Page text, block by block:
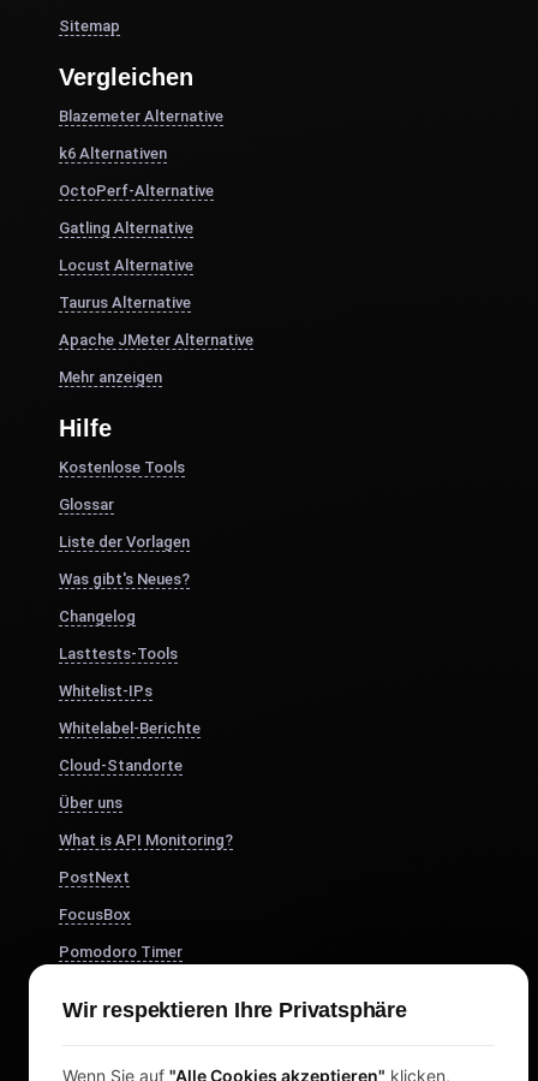
Sitemap
Vergleichen
Blazemeter Alternative
k6 Alternativen
OctoPerf-Alternative
Gatling Alternative
Locust Alternative
Taurus Alternative
Apache JMeter Alternative
Mehr anzeigen
Hilfe
Kostenlose Tools
Glossar
Liste der Vorlagen
Was gibt's Neues?
Changelog
Lasttests-Tools
Whitelist-IPs
Whitelabel-Berichte
Cloud-Standorte
Über uns
What is API Monitoring?
PostNext
FocusBox
Pomodoro Timer
DesignerBox
Wir respektieren Ihre Privatsphäre
Wenn Sie auf "Alle Cookies akzeptieren" klicken,